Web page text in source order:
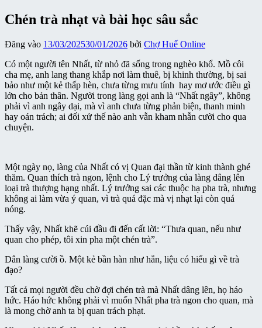
Chén trà nhạt và bài học sâu sắc
Đăng vào 13/03/202530/01/2026 bởi Chợ Huế Online
Có một người tên Nhất, từ nhỏ đã sống trong nghèo khổ. Mồ côi
cha mẹ, anh lang thang khắp nơi làm thuê, bị khinh thường, bị sai
bảo như một kẻ thấp hèn, chưa từng mưu tính hay mơ ước điều gì
lớn cho bản thân. Người trong làng gọi anh là “Nhất ngây”, không
phải vì anh ngây dại, mà vì anh chưa từng phản biện, thanh minh
hay oán trách; ai đối xử thế nào anh vẫn kham nhẫn cười cho qua
chuyện.
Một ngày nọ, làng của Nhất có vị Quan đại thần từ kinh thành ghé
thăm. Quan thích trà ngon, lệnh cho Lý trưởng của làng dâng lên
loại trà thượng hạng nhất. Lý trưởng sai các thuộc hạ pha trà, nhưng
không ai làm vừa ý quan, vì trà quá đặc mà vị nhạt lại còn quá
nóng.
Thấy vậy, Nhất khẽ cúi đầu đi đến cất lời: “Thưa quan, nếu như
quan cho phép, tôi xin pha một chén trà”.
Dân làng cười ồ. Một kẻ bần hàn như hắn, liệu có hiểu gì về trà
đạo?
Tất cả mọi người đều chờ đợi chén trà mà Nhất dâng lên, họ háo
hức. Háo hức không phải vì muốn Nhất pha trà ngon cho quan, mà
là mong chờ anh ta bị quan trách phạt.